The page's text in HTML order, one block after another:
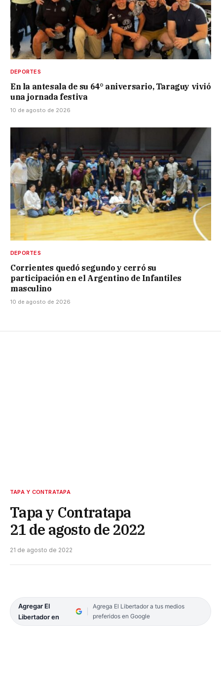
DEPORTES
En la antesala de su 64° aniversario, Taraguy vivió
una jornada festiva
10 de agosto de 2026
DEPORTES
Corrientes quedó segundo y cerró su
participación en el Argentino de Infantiles
masculino
10 de agosto de 2026
TAPA Y CONTRATAPA
Tapa y Contratapa
21 de agosto de 2022
21 de agosto de 2022
Agregar El
Libertador en
Agrega El Libertador a tus medios
preferidos en Google